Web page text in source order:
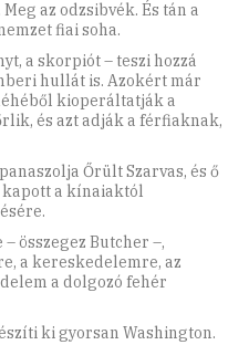
az odzsibvék. És tán a
fiai soha.
a skorpiót – teszi hozzá
hullát is. Azokért már
kioperáltatják a
és azt adják a férfiaknak,
Őrült Szarvas, és ő
kapott a kínaiaktól
összegez Butcher –,
a kereskedelemre, az
a dolgozó fehér
ki gyorsan Washington.